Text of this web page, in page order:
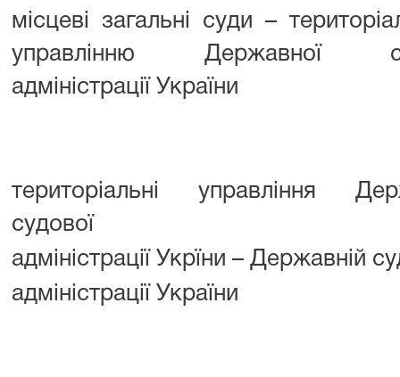
місцеві загальні суди –
управлінню Державної
адміністрації України
територіальні управління
судової
адміністрації Укрїни – Державній
адміністрації України